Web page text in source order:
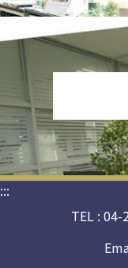
:::
TEL : 04-